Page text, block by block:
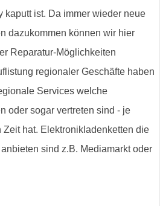
kaputt ist. Da immer wieder neue
dazukommen können wir hier
Reparatur-Möglichkeiten
regionaler Geschäfte haben
Services welche
oder sogar vertreten sind - je
hat. Elektronikladenketten die
sind z.B. Mediamarkt oder